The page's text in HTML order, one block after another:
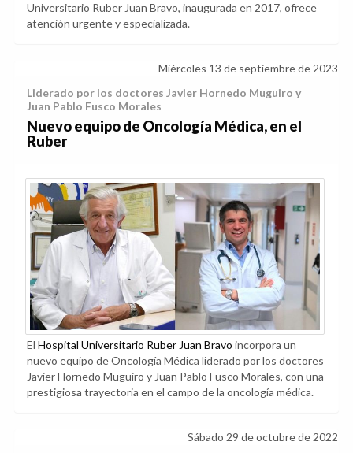
Universitario Ruber Juan Bravo, inaugurada en 2017, ofrece
atención urgente y especializada.
Miércoles 13 de septiembre de 2023
Liderado por los doctores Javier Hornedo Muguiro y
Juan Pablo Fusco Morales
Nuevo equipo de Oncología Médica, en el
Ruber
El Hospital Universitario Ruber Juan Bravo incorpora un
nuevo equipo de Oncología Médica liderado por los doctores
Javier Hornedo Muguiro y Juan Pablo Fusco Morales, con una
prestigiosa trayectoria en el campo de la oncología médica.
Sábado 29 de octubre de 2022